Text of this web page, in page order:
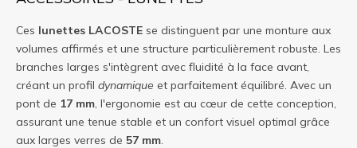
Ces lunettes LACOSTE se distinguent par une monture aux
volumes affirmés et une structure particulièrement robuste. Les
branches larges s'intègrent avec fluidité à la face avant,
créant un profil dynamique et parfaitement équilibré. Avec un
pont de 17 mm, l'ergonomie est au cœur de cette conception,
assurant une tenue stable et un confort visuel optimal grâce
aux larges verres de 57 mm.